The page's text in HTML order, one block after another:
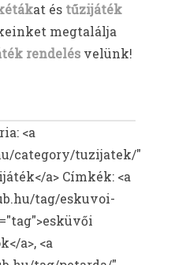
at és tűzijáték
megtalálja
rendelés velünk!
<a
category/tuzijatek/"
a> Címkék: <a
tag/eskuvoi-
a>, <a